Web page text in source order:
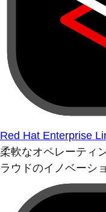
Red Hat Enterprise
柔軟なオペレーティ
ラウドのイノベーシ